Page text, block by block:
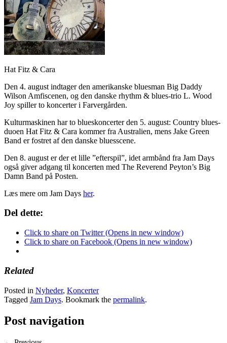
Hat Fitz & Cara
Den 4. august indtager den amerikanske bluesman Big Daddy
Wilson Amfiscenen, og den danske rhythm & blues-trio L. Wood
Joy spiller to koncerter i Farvergården.
Kulturmaskinen har to blueskoncerter den 5. august: Country blues-
duoen Hat Fitz & Cara kommer fra Australien, mens Jake Green
Band er fostret af den danske bluesscene.
Den 8. august er der et lille ”efterspil”, idet armbånd fra Jam Days
også giver adgang til koncerten med The Reverend Peyton’s Big
Damn Band på Posten.
Læs mere om Jam Days her.
Del dette:
Click to share on Twitter (Opens in new window)
Click to share on Facebook (Opens in new window)
Related
Posted in Nyheder, Koncerter
Tagged Jam Days. Bookmark the permalink.
Post navigation